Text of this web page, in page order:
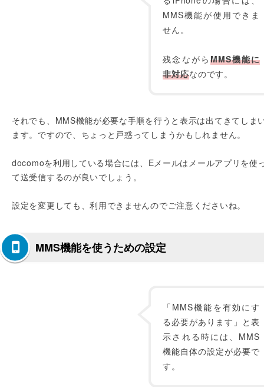
MMS機能が使用できま
せん。
残念ながらMMS機能に
非対応なのです。
それでも、MMS機能が必要な手順を行うと表示は出てきてしま
ます。ですので、ちょっと戸惑ってしまうかもしれません。
docomoを利用している場合には、Eメールはメールアプリを使
て送受信するのが良いでしょう。
設定を変更しても、利用できませんのでご注意くださいね。
MMS機能を使うための設定
「MMS機能を有効にす
る必要があります」と表
示される時には、MMS
機能自体の設定が必要で
す。